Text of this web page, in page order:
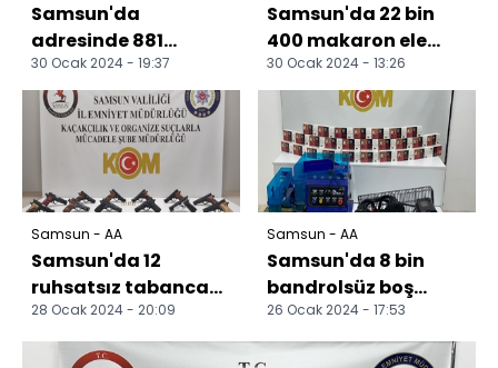
Samsun'da
adresinde 881
sentetik ecza hap
bulunan kişi
gözaltına alındı
30 Ocak 2024 - 19:37
Samsun'da 22 bin
400 makaron ele
geçirildi
30 Ocak 2024 - 13:26
Samsun - AA
Samsun'da 12
ruhsatsız tabanca
ele geçirildi
28 Ocak 2024 - 20:09
Samsun - AA
Samsun'da 8 bin
bandrolsüz boş
makaron ele
geçirildi
26 Ocak 2024 - 17:53